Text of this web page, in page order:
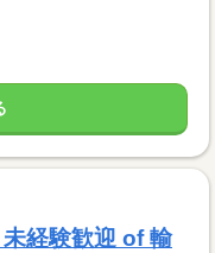
経験歓迎 of 輸